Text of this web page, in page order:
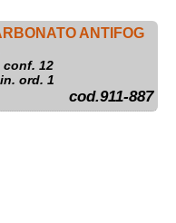
ANTIFOG
12
ord. 1
cod.911-887